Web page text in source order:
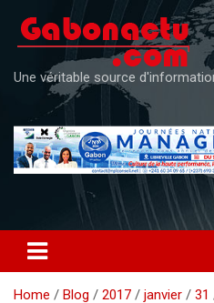
content
Une véritable source
Home Blog 2017 janvier
31